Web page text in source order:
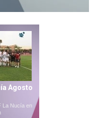
Agosto
La Nucía en